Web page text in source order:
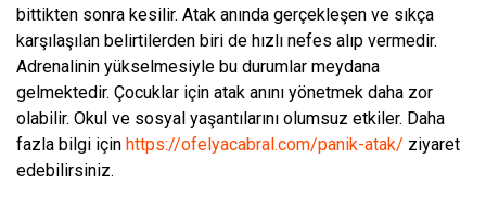
bittikten sonra kesilir. Atak anında gerçekleşen ve sıkça
karşılaşılan belirtilerden biri de hızlı nefes alıp vermedir.
Adrenalinin yükselmesiyle bu durumlar meydana
gelmektedir. Çocuklar için atak anını yönetmek daha zor
olabilir. Okul ve sosyal yaşantılarını olumsuz etkiler. Daha
fazla bilgi için https://ofelyacabral.com/panik-atak/ ziyaret
edebilirsiniz.